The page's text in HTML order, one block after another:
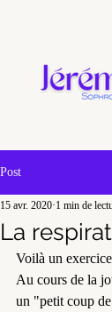
Post
La
15 avr. 2020 1 min de
Voilà un
Au cours de la
un "petit coup